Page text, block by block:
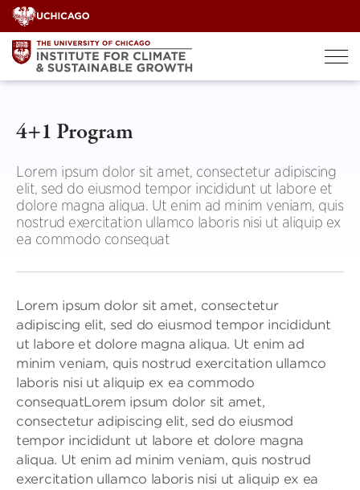
Skip
to
content
4+1 Program
Lorem ipsum dolor sit amet, consectetur adipiscing
elit, sed do eiusmod tempor incididunt ut labore et
dolore magna aliqua. Ut enim ad minim veniam, quis
nostrud exercitation ullamco laboris nisi ut aliquip ex
ea commodo consequat
Lorem ipsum dolor sit amet, consectetur
adipiscing elit, sed do eiusmod tempor incididunt
ut labore et dolore magna aliqua. Ut enim ad
minim veniam, quis nostrud exercitation ullamco
laboris nisi ut aliquip ex ea commodo
consequatLorem ipsum dolor sit amet,
consectetur adipiscing elit, sed do eiusmod
tempor incididunt ut labore et dolore magna
aliqua. Ut enim ad minim veniam, quis nostrud
exercitation ullamco laboris nisi ut aliquip ex ea